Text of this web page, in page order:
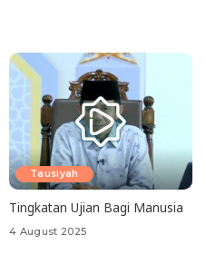
Tausiyah
Tingkatan Ujian Bagi Manusia
4 August 2025